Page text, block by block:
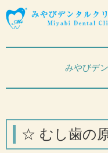
みやびデ
☆ むし歯の